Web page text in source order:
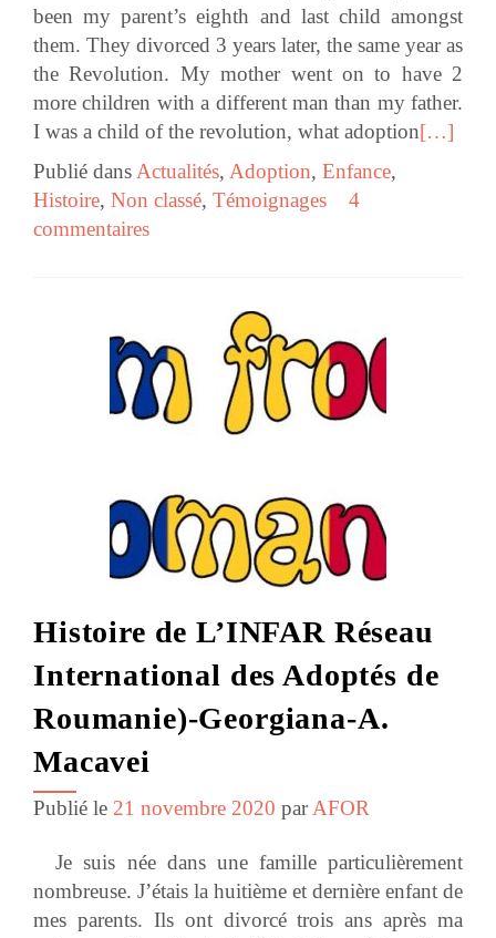
been my parent’s eighth and last child amongst
them. They divorced 3 years later, the same year as
the Revolution. My mother went on to have 2
more children with a different man than my father.
I was a child of the revolution, what adoption[…]
Publié dans Actualités, Adoption, Enfance,
Histoire, Non classé, Témoignages
4
commentaires
Histoire de L’INFAR Réseau
International des Adoptés de
Roumanie)-Georgiana-A.
Macavei
Publié le 21 novembre 2020 parAFOR
Je suis née dans une famille particulièrement
nombreuse. J’étais la huitième et dernière enfant de
mes parents. Ils ont divorcé trois ans après ma